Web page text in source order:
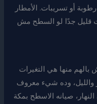
أو تسريبات. الأمطار
قليل جدًا لو السطح مش
منها هي التغيرات
والليل، وده شيء معروف
صيانه الاسطح بمكة